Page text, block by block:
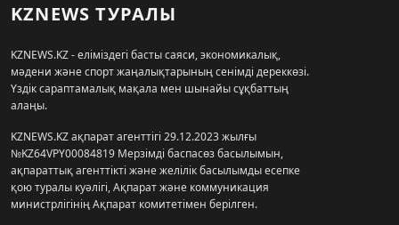
KZNEWS ТУРАЛЫ
KZNEWS.KZ - еліміздегі басты саяси, экономикалық,
мәдени және спорт жаңалықтарының сенімді дереккөзі.
Үздік сараптамалық мақала мен шынайы сұқбаттың
алаңы.
KZNEWS.KZ ақпарат агенттігі 29.12.2023 жылғы
№KZ64VPY00084819 Мерзімді баспасөз басылымын,
ақпараттық агенттікті және желілік басылымды есепке
қою туралы куәлігі, Ақпарат және коммуникация
министрлігінің Ақпарат комитетімен берілген.